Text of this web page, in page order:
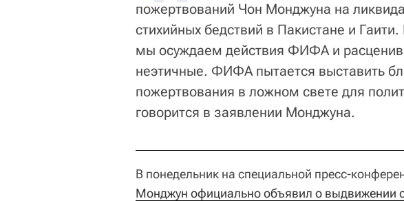
пожертвований Чон Монджуна на
стихийных бедствий в Пакистане и
мы осуждаем действия ФИФА и
неэтичные. ФИФА пытается выставить
пожертвования в ложном свете для
говорится в заявлении Монджуна.
В понедельник на специальной пресс-
Монджун официально объявил о выдвижении